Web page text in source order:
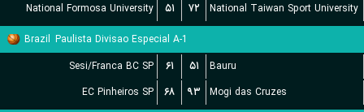
National Formosa University
۵۱ ۷۲
National Taiwan Sport University
Brazil Paulista Divisao Especial A-1
Sesi/Franca BC SP
۶۱ ۵۱
Bauru
EC Pinheiros SP
۶۸ ۹۳
Mogi das Cruzes